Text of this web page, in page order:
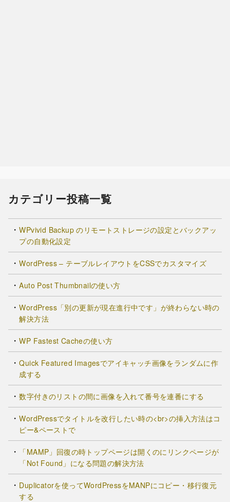
カテゴリー投稿一覧
WPvivid Backup のリモートストレージの設定とバックアッ
プの自動化設定
WordPress – テーブルレイアウトをCSSでカスタマイズ
Auto Post Thumbnailの使い方
WordPress「別の更新が現在進行中です」が終わらない時の
解決方法
WP Fastest Cacheの使い方
Quick Featured Imagesでアイキャッチ画像をランダムに作
成する
数字付きのリストの間に画像を入れて番号を連番にする
WordPressでタイトルを改行したい時の<br>の挿入方法はコ
ピー&ペーストで
「MAMP」回復の時トップページは開くのにリンクページが
「Not Found」になる問題の解決方法
Duplicatorを使ってWordPressをMANPにコピー・移行復元
する